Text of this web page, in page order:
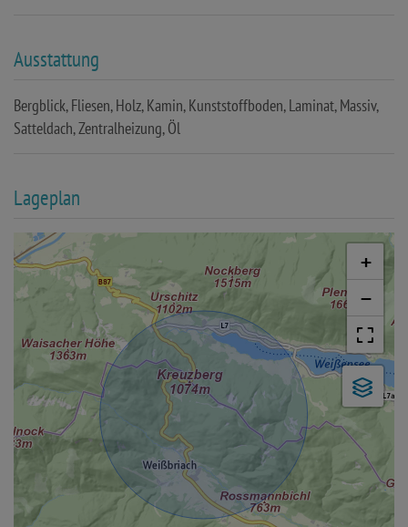
Ausstattung
Bergblick Fliesen Holz Kamin Kunststoffboden Laminat Massiv
Satteldach Zentralheizung Öl
Lageplan
+
−